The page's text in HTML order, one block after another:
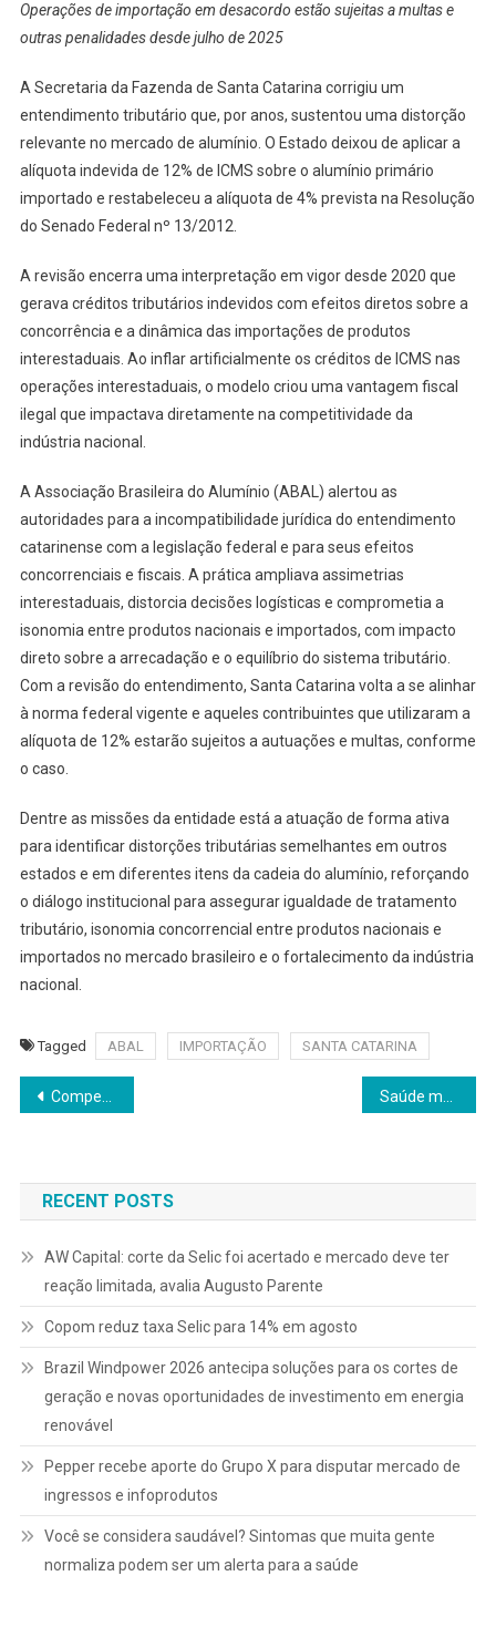
Operações de importação em desacordo estão sujeitas a multas e
outras penalidades desde julho de 2025
A Secretaria da Fazenda de Santa Catarina corrigiu um
entendimento tributário que, por anos, sustentou uma distorção
relevante no mercado de alumínio. O Estado deixou de aplicar a
alíquota indevida de 12% de ICMS sobre o alumínio primário
importado e restabeleceu a alíquota de 4% prevista na Resolução
do Senado Federal nº 13/2012.
A revisão encerra uma interpretação em vigor desde 2020 que
gerava créditos tributários indevidos com efeitos diretos sobre a
concorrência e a dinâmica das importações de produtos
interestaduais. Ao inflar artificialmente os créditos de ICMS nas
operações interestaduais, o modelo criou uma vantagem fiscal
ilegal que impactava diretamente na competitividade da
indústria nacional.
A Associação Brasileira do Alumínio (ABAL) alertou as
autoridades para a incompatibilidade jurídica do entendimento
catarinense com a legislação federal e para seus efeitos
concorrenciais e fiscais. A prática ampliava assimetrias
interestaduais, distorcia decisões logísticas e comprometia a
isonomia entre produtos nacionais e importados, com impacto
direto sobre a arrecadação e o equilíbrio do sistema tributário.
Com a revisão do entendimento, Santa Catarina volta a se alinhar
à norma federal vigente e aqueles contribuintes que utilizaram a
alíquota de 12% estarão sujeitos a autuações e multas, conforme
o caso.
Dentre as missões da entidade está a atuação de forma ativa
para identificar distorções tributárias semelhantes em outros
estados e em diferentes itens da cadeia do alumínio, reforçando
o diálogo institucional para assegurar igualdade de tratamento
tributário, isonomia concorrencial entre produtos nacionais e
importados no mercado brasileiro e o fortalecimento da indústria
nacional.
Tagged ABAL IMPORTAÇÃO SANTA CATARINA
Navegação
Post
Compensar empresas por fim da jornada 6×1 não faz sentido, diz Ceron
RECENT POSTS
AW Capital: corte da Selic foi acertado e mercado deve ter
reação limitada, avalia Augusto Parente
Copom reduz taxa Selic para 14% em agosto
Brazil Windpower 2026 antecipa soluções para os cortes de
geração e novas oportunidades de investimento em energia
renovável
Pepper recebe aporte do Grupo X para disputar mercado de
ingressos e infoprodutos
Você se considera saudável? Sintomas que muita gente
normaliza podem ser um alerta para a saúde